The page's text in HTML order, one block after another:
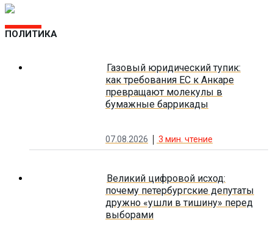
ПОЛИТИКА
Газовый юридический тупик:
как требования ЕС к Анкаре
превращают молекулы в
бумажные баррикады
07.08.2026 3 мин. чтение
Великий цифровой исход:
почему петербургские депутаты
дружно «ушли в тишину» перед
выборами